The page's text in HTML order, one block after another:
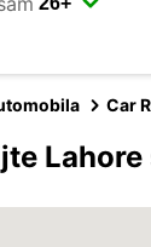
Car
Lahore